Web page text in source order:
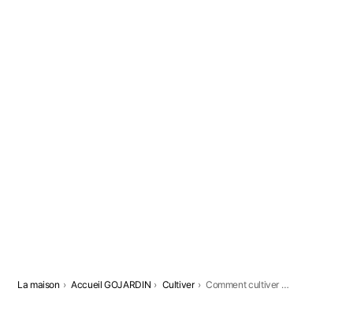
Vous êtes ici:
La maison Accueil GOJARDIN Cultiver Comment cultiver des endives chez soi ?